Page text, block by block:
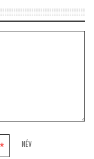
NÉV
*